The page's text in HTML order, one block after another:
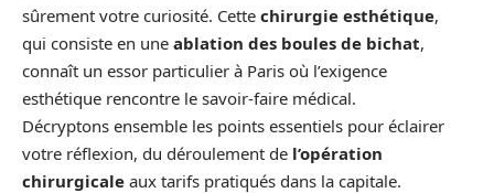
sûrement votre curiosité. Cette chirurgie esthétique,
qui consiste en une ablation des boules de bichat,
connaît un essor particulier à Paris où l’exigence
esthétique rencontre le savoir-faire médical.
Décryptons ensemble les points essentiels pour éclairer
votre réflexion, du déroulement de l’opération
chirurgicale aux tarifs pratiqués dans la capitale.